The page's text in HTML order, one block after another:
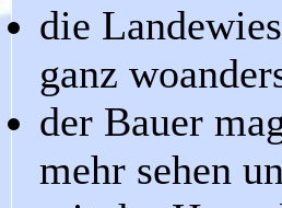
die
ganz
der Bauer
mehr sehen